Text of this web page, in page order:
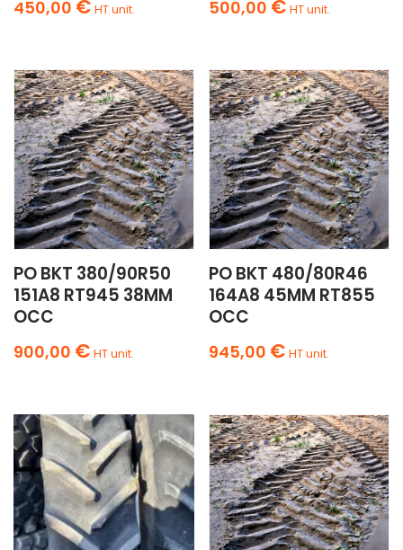
450,00 € HT unit. 500,00 € HT unit.
PO BKT 380/90R50
151A8 RT945 38MM
OCC
900,00 € HT unit.
PO BKT 480/80R46
164A8 45MM RT855
OCC
945,00 € HT unit.